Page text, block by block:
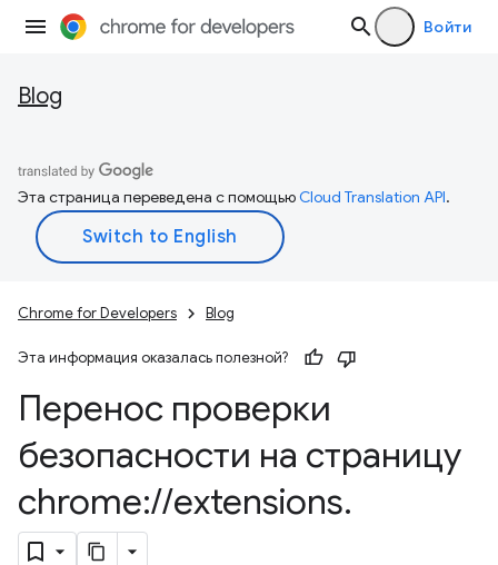
Войти
Blog
Эта страница переведена с помощьюCloud Translation API.
Chrome for Developers Blog
Эта информация оказалась полезной?
Перенос проверки
безопасности на страницу
chrome://extensions.